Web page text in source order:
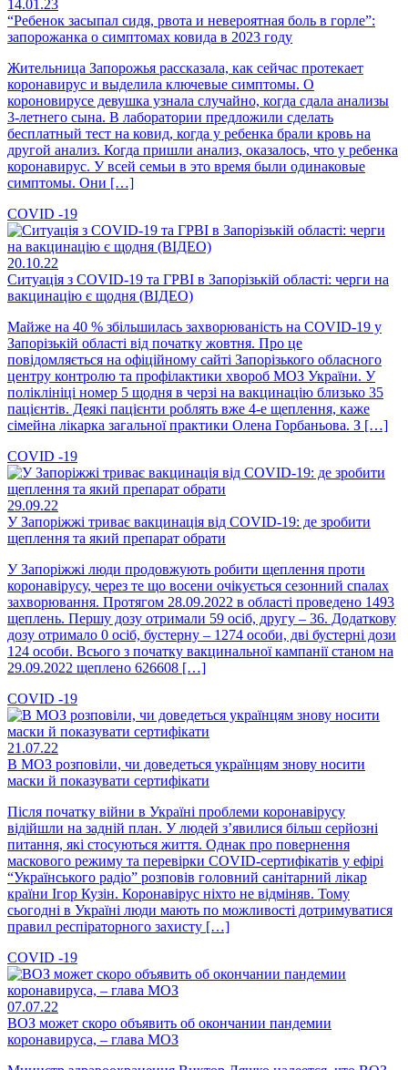
14.01.23
“Ребенок засыпал сидя, рвота и невероятная боль в горле”:
запорожанка о симптомах ковида в 2023 году
Жительница Запорожья рассказала, как сейчас протекает
коронавирус и выделила ключевые симптомы. О
короновирусе девушка узнала случайно, когда сдала анализы
3-летнего сына. В лаборатории предложили сделать
бесплатный тест на ковид, когда у ребенка брали кровь на
другой анализ. Когда пришли анализ, оказалось, что у ребенка
коронавирус. У всей семьи в это время были одинаковые
симптомы. Они […]
COVID -19
20.10.22
Ситуація з COVID-19 та ГРВІ в Запорізькій області: черги на
вакцинацію є щодня (ВІДЕО)
Майже на 40 % збільшилась захворюваність на COVID-19 у
Запорізькій області від початку жовтня. Про це
повідомляється на офіційному сайті Запорізького обласного
центру контролю та профілактики хвороб МОЗ України. У
поліклініці номер 5 щодня в черзі на вакцинацію близько 35
пацієнтів. Деякі пацієнти роблять вже 4-е щеплення, каже
сімейна лікарка загальної практики Олена Горбаньова. З […]
COVID -19
29.09.22
У Запоріжжі триває вакцинація від COVID-19: де зробити
щеплення та який препарат обрати
У Запоріжжі люди продовжують робити щеплення проти
коронавірусу, через те що восени очікується сезонний спалах
захворювання. Протягом 28.09.2022 в області проведено 1493
щеплень. Першу дозу отримали 59 осіб, другу – 36. Додаткову
дозу отримало 0 осіб, бустерну – 1274 особи, дві бустерні дози
124 особи. Всього з початку вакцинальної кампанії станом на
29.09.2022 щеплено 626608 […]
COVID -19
21.07.22
В МОЗ розповіли, чи доведеться українцям знову носити
маски й показувати сертифікати
Після початку війни в Україні проблеми коронавірусу
відійшли на задній план. У людей з’явилися більш серйозні
питання, які стосуються життя. Однак про повернення
маскового режиму та перевірки COVID-сертифікатів у ефірі
“Українського радіо” розповів головний санітарний лікар
країни Ігор Кузін. Коронавірус ніхто не відміняв. Тому
сьогодні в Україні люди мають по можливості дотримуватися
правил респіраторного захисту […]
COVID -19
07.07.22
ВОЗ может скоро объявить об окончании пандемии
коронавируса, – глава МОЗ